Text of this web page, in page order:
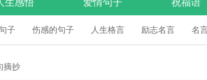
子 伤感的句子 人生格言 励志名言 名
摘抄